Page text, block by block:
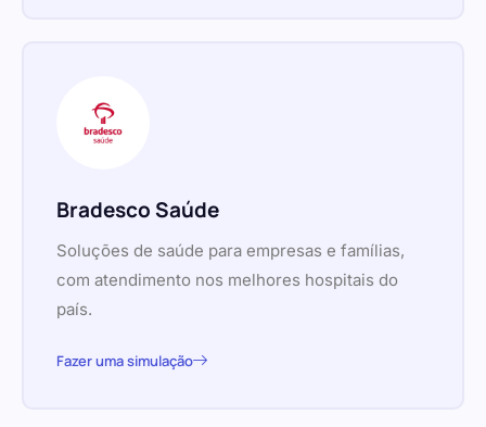
Bradesco Saúde
Soluções de saúde para empresas e famílias,
com atendimento nos melhores hospitais do
país.
Fazer uma simulação